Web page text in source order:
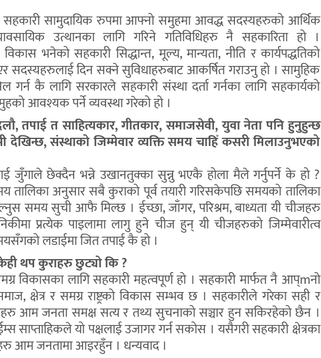
सामुदायिक रुपमा आफ्नो समुहमा आवद्ध सदस्यहरुको आर्थिक
उत्थानका लागि गरिने गतिविधिहरु नै सहकारिता हो ।
भनेको सहकारी सिद्धान्त, मूल्य, मान्यता, नीति र कार्यपद्धतिको
सदस्यहरुलाई दिन सक्ने सुविधाहरुबाट आकर्षित गराउनु हो । सामुहिक
गर्न कै लागि सरकारले सहकारी संस्था दर्ता गर्नका लागि सहकार्यको
आवश्यक पर्ने व्यवस्था गरेको हो ।
तपाई त साहित्यकार, गीतकार, समाजसेवी, युवा नेता पनि हुनुहुन्छ
देखिन्छ, संस्थाको जिम्मेवार व्यक्ति समय चाहिँ कसरी मिलाउनुभएको
जुँगाले छेक्दैन भन्ने उखानतुक्का सुन्नु भएकै होला मैले गर्नुपर्ने के हो ?
अनुसार सबै कुराको पूर्व तयारी गरिसकेपछि समयको तालिका
समय सुची आफै मिल्छ । ईच्छा, जाँगर, परिश्रम, बाध्यता यी चीजहरु
प्रत्येक पाइलामा लागु हुने चीज हुन् यी चीजहरुको जिम्मेवारीत्व
लडाईमा जित तपाई कै हो ।
थप कुराहरु छुट्यो कि ?
विकासका लागि सहकारी महत्वपूर्ण हो । सहकारी मार्फत नै आप्mनो
क्षेत्र र समग्र राष्ट्रको विकास सम्भव छ । सहकारीले गरेका सही र
आम जनता समक्ष सत्य र तथ्य सुचनाको सञ्चार हुन सकिरहेको छैन ।
साप्ताहिकले यो पक्षलाई उजागर गर्न सकोस । यसैगरी सहकारी क्षेत्रका
आम जनतामा आइरहुँन । धन्यवाद ।